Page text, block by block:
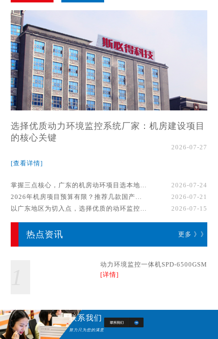
选择优质动力环境监控系统厂家：机房建设项目
的核心关键
2026-07-27
[查看详情]
掌握三点核心，广东的机房动环项目选本地厂家事半功倍！
2026-07-24
2026年机房项目预算有限？推荐几款国产动环监控系统品牌
2026-07-21
以广东地区为切入点，选择优质的动环监控系统厂家
2026-07-15
热点资讯 更多 》》
动力环境监控一体机SPD-6500GSM
[详情]
联系我们
努力只为您的满意